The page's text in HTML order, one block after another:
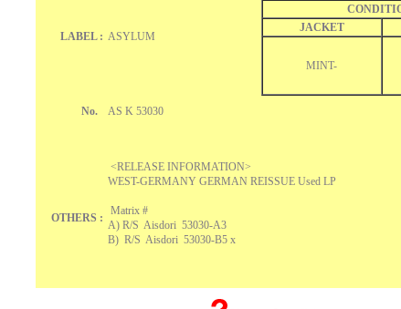
LABEL : ASYLUM
JACKET
MINT-
No. AS K 53030
OTHERS :
<RELEASE INFORMATION>
WEST-GERMANY GERMAN REISSUE Used LP
Matrix #
A) R/S Aisdori 53030-A3
B) R/S Aisdori 53030-B5 x